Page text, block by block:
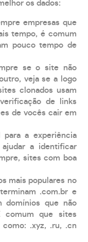
os dados:
empresas que
tempo, é comum
pouco tempo de
se o site não
veja se a logo
clonados usam
de links
de vocês cair em
para a experiência
a identificar
sites com boa
mais populares no
.com.br e
domínios que não
comum que sites
.xyz, .ru, .cn